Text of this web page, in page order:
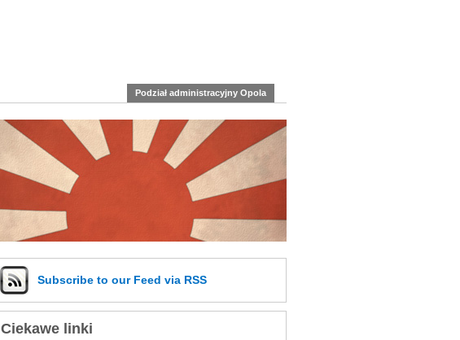
Podział administracyjny Opola
Subscribe to our Feed via RSS
Ciekawe linki